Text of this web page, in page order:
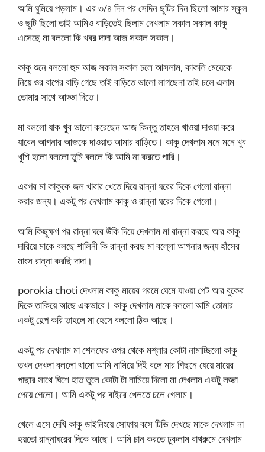
আমি ঘুমিয়ে পড়লাম। এর ৩/৪ দিন পর সেদিন ছুটির দিন ছিলো আমার স্কুল
ও ছুটি ছিলো তাই আমিও বাড়িতেই ছিলাম দেখলাম সকাল সকাল কাকু
এসেছে মা বললো কি খবর দাদা আজ সকাল সকাল।
কাকু শুনে বললো হুম আজ সকাল সকাল চলে আসলাম, কাকলি মেয়েকে
নিয়ে ওর বাপের বাড়ি গেছে তাই বাড়িতে ভালো লাগছেনা তাই চলে এলাম
তোমার সাথে আড্ডা দিতে।
মা বললো যাক খুব ভালো করেছেন আজ কিন্তু তাহলে খাওয়া দাওয়া করে
যাবেন আপনার আজকে দাওয়াত আমার বাড়িতে। কাকু দেখলাম মনে মনে খুব
খুশি হলো বললো তুমি বললে কি আমি না করতে পারি।
এরপর মা কাকুকে জল খাবার খেতে দিয়ে রান্না ঘরের দিকে গেলো রান্না
করার জন্য। একটু পর দেখলাম কাকু ও রান্না ঘরের দিকে গেলো।
আমি কিছুক্ষণ পর রান্না ঘরে উঁকি দিয়ে দেখলাম মা রান্না করছে আর কাকু
দারিয়ে মাকে বলছে শালিনী কি রান্না করছ মা বল্লো আপনার জন্য হাঁসের
মাংস রান্না করছি দাদা।
porokia choti দেখলাম কাকু মায়ের গরমে ঘেমে যাওয়া পেট আর বুকের
দিকে তাকিয়ে আছে একভাবে। কাকু দেখলাম মাকে বললো আমি তোমার
একটু হেল্প করি তাহলে মা হেসে বললো ঠিক আছে।
একটু পর দেখলাম মা শেলফের ওপর থেকে মশ্লার কোটা নামাচ্ছিলো কাকু
তখন দেখলা বললো থামো আমি নামিয়ে দিই বলে মার পিছনে যেয়ে মায়ের
পাছার সাথে ঘিশে হাত তুলে কোটা টা নামিয়ে দিলো মা দেখলাম একটু লজ্জা
পেয়ে গেলো। আমি একটু পর বাইরে খেলতে চলে গেলাম।
খেলে এসে দেখি কাকু ডাইনিংয়ে সোফায় বসে টিভি দেখছে মাকে দেখলাম না
হয়তো রান্নাঘরের দিকে আছে। আমি চান করতে ঢুকলাম বাথরুমে দেখলাম